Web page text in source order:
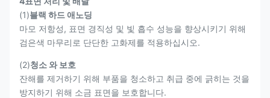
(1)블랙 하드 애노딩
마모 저항성, 표면 경직성 및 빛 흡수 성능을 향상시키기 위해
검은색 마무리로 단단한 고화제를 적용하십시오.
(2)청소 와 보호
잔해를 제거하기 위해 부품을 청소하고 취급 중에 긁히는 것을
방지하기 위해 소금 표면을 보호합니다.